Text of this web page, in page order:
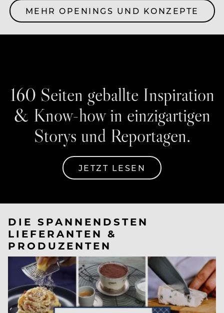
MEHR OPENINGS UND KONZEPTE
160 Seiten geballte Inspiration
& Know-how in einzigartigen
Storys und Reportagen.
JETZT LESEN
DIE SPANNENDSTEN
LIEFERANTEN &
PRODUZENTEN